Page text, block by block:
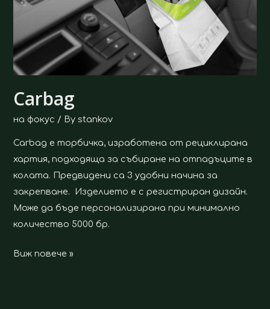
Carbag
на фокус / Bystankov
Carbag е торбичка, изработена от рециклирана
хартия, подходяща за събиране на отпадъците в
колата. Предвидени са 3 удобни начина за
закрепване. Изделието е с регистриран дизайн.
Може да бъде персонализирана при минимално
количество 5000 бр.
Виж повече »